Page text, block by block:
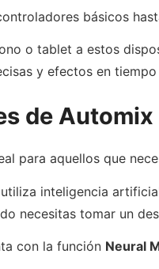
básicos
o tablet a estos
y efectos en tiempo
de
para aquellos que
utiliza inteligencia
necesitas tomar un
con la función Neural